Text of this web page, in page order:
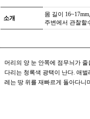
소개
몸 길이
주변에서 관찰할
머리의 양 눈 안쪽에 점무늬가
다리는 청록색 광택이 난다. 애
레는 땅 위를 재빠르게 돌아다니